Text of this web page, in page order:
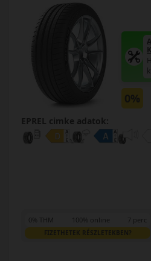
0%
EPREL cimke adatok:
0% THM 100% online 7 perc
FIZETHETEK RÉSZLETEKBEN?